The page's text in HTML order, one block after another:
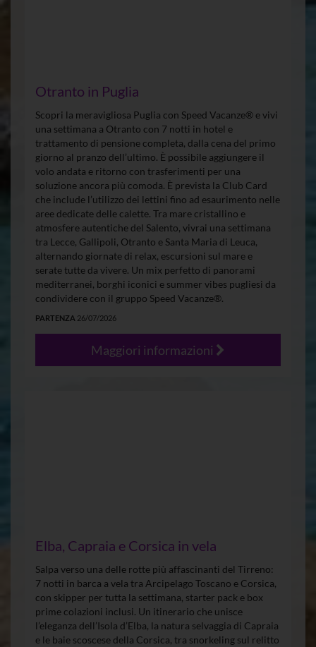
Otranto in Puglia
Scopri la meravigliosa Puglia con Speed Vacanze® e vivi
una settimana a Otranto con 7 notti in hotel e
trattamento di pensione completa, dalla cena del primo
giorno al pranzo dell’ultimo. È possibile aggiungere il
volo andata e ritorno con trasferimenti per una
soluzione ancora più comoda. È prevista la Club Card
che include l’utilizzo dei lettini fino ad esaurimento nelle
aree dedicate delle calette. Tra mare cristallino e
atmosfere autentiche del Salento, vivrai una settimana
tra Lecce, Gallipoli, Otranto e Santa Maria di Leuca,
alternando giornate di relax, escursioni sul mare e
serate tutte da vivere. Un mix perfetto di panorami
mediterranei, borghi iconici e summer vibes pugliesi da
condividere con il gruppo Speed Vacanze®.
PARTENZA 26/07/2026
Maggiori informazioni
Elba, Capraia e Corsica in vela
Salpa verso una delle rotte più affascinanti del Tirreno:
7 notti in barca a vela tra Arcipelago Toscano e Corsica,
con skipper per tutta la settimana, starter pack e box
prime colazioni inclusi. Un itinerario che unisce
l’eleganza dell’Isola d’Elba, la natura selvaggia di Capraia
e le baie scoscese della Corsica, tra snorkeling sul relitto